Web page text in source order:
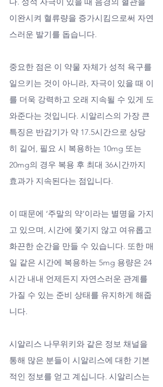
이완시켜 혈류량을 증가시킴으로써 자연
스러운 발기를 돕습니다.
중요한 점은 이 약물 자체가 성적 욕구를
일으키는 것이 아니라, 자극이 있을 때 이
를 더욱 강력하고 오래 지속될 수 있게 도
와준다는 것입니다. 시알리스의 가장 큰
특징은 반감기가 약 17.5시간으로 상당
히 길어, 필요 시 복용하는 10mg 또는
20mg의 경우 복용 후 최대 36시간까지
효과가 지속된다는 점입니다.
이 때문에 ‘주말의 약’이라는 별명을 가지
고 있으며, 시간에 쫓기지 않고 여유롭고
화끈한 순간을 만들 수 있습니다. 또한 매
일 같은 시간에 복용하는 5mg 용량은 24
시간 내내 언제든지 자연스러운 관계를
가질 수 있는 준비 상태를 유지하게 해줍
니다.
시알리스 나무위키와 같은 정보 채널을
통해 많은 분들이 시알리스에 대한 기본
적인 정보를 얻고 계십니다. 시알리스는